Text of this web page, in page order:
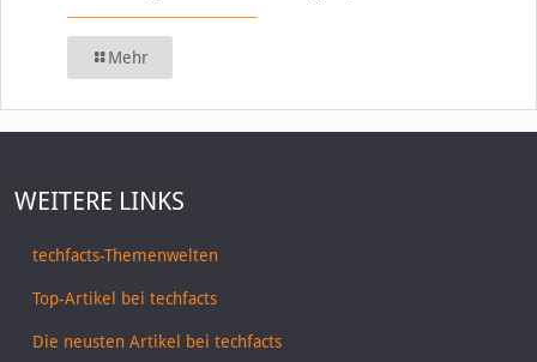
Mehr
WEITERE LINKS
techfacts-Themenwelten
Top-Artikel bei techfacts
Die neusten Artikel bei techfacts